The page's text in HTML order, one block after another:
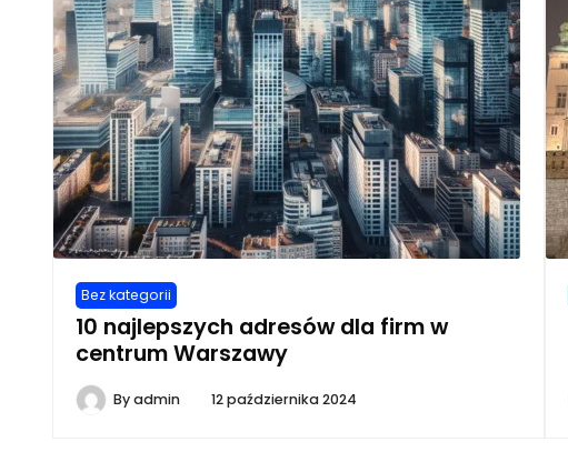
Bez kategorii
10 najlepszych adresów dla firm w
centrum Warszawy
Byadmin 12 października 2024